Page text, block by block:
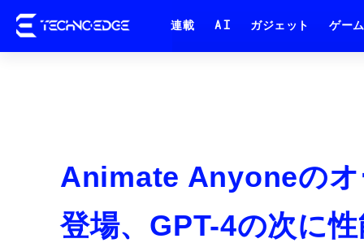
連載 AI ガジェット ゲーム
Animate Anyoneのオ
登場、GPT-4の次に